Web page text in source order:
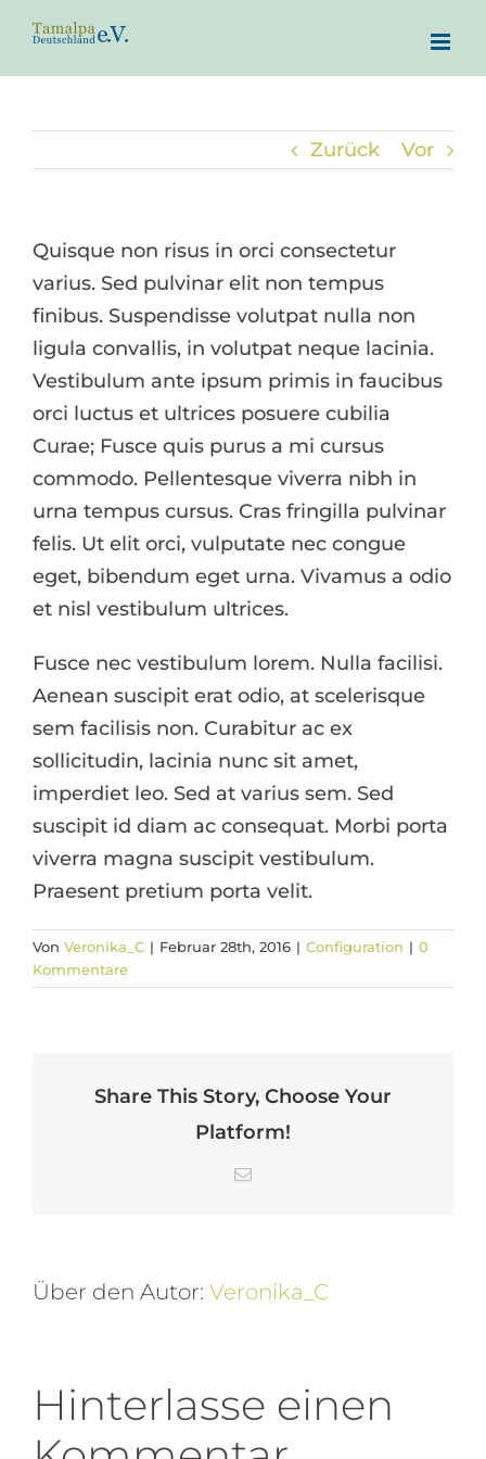
Inhalt
springen
Zurück Vor
Quisque non risus in orci consectetur
varius. Sed pulvinar elit non tempus
finibus. Suspendisse volutpat nulla non
ligula convallis, in volutpat neque lacinia.
Vestibulum ante ipsum primis in faucibus
orci luctus et ultrices posuere cubilia
Curae; Fusce quis purus a mi cursus
commodo. Pellentesque viverra nibh in
urna tempus cursus. Cras fringilla pulvinar
felis. Ut elit orci, vulputate nec congue
eget, bibendum eget urna. Vivamus a odio
et nisl vestibulum ultrices.
Fusce nec vestibulum lorem. Nulla facilisi.
Aenean suscipit erat odio, at scelerisque
sem facilisis non. Curabitur ac ex
sollicitudin, lacinia nunc sit amet,
imperdiet leo. Sed at varius sem. Sed
suscipit id diam ac consequat. Morbi porta
viverra magna suscipit vestibulum.
Praesent pretium porta velit.
Von Veronika_C | Februar 28th, 2016 | Configuration | 0
Kommentare
Share This Story, Choose Your
Platform!
E-
Über den Autor: Veronika_C
Hinterlasse einen